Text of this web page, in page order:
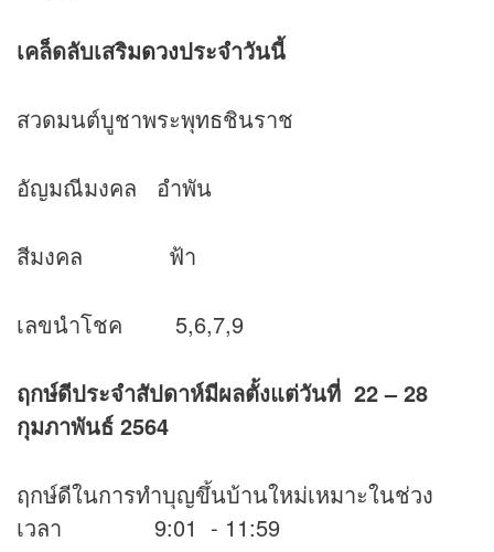
เคล็ดลับเสริมดวงประจำวันนี้
สวดมนต์บูชาพระพุทธชินราช
อัญมณีมงคล อำพัน
สีมงคล ฟ้า
เลขนำโชค 5,6,7,9
ฤกษ์ดีประจำสัปดาห์มีผลตั้งแต่วันที่ 22 – 28
กุมภาพันธ์ 2564
ฤกษ์ดีในการทำบุญขึ้นบ้านใหม่เหมาะในช่วง
เวลา 9:01 - 11:59